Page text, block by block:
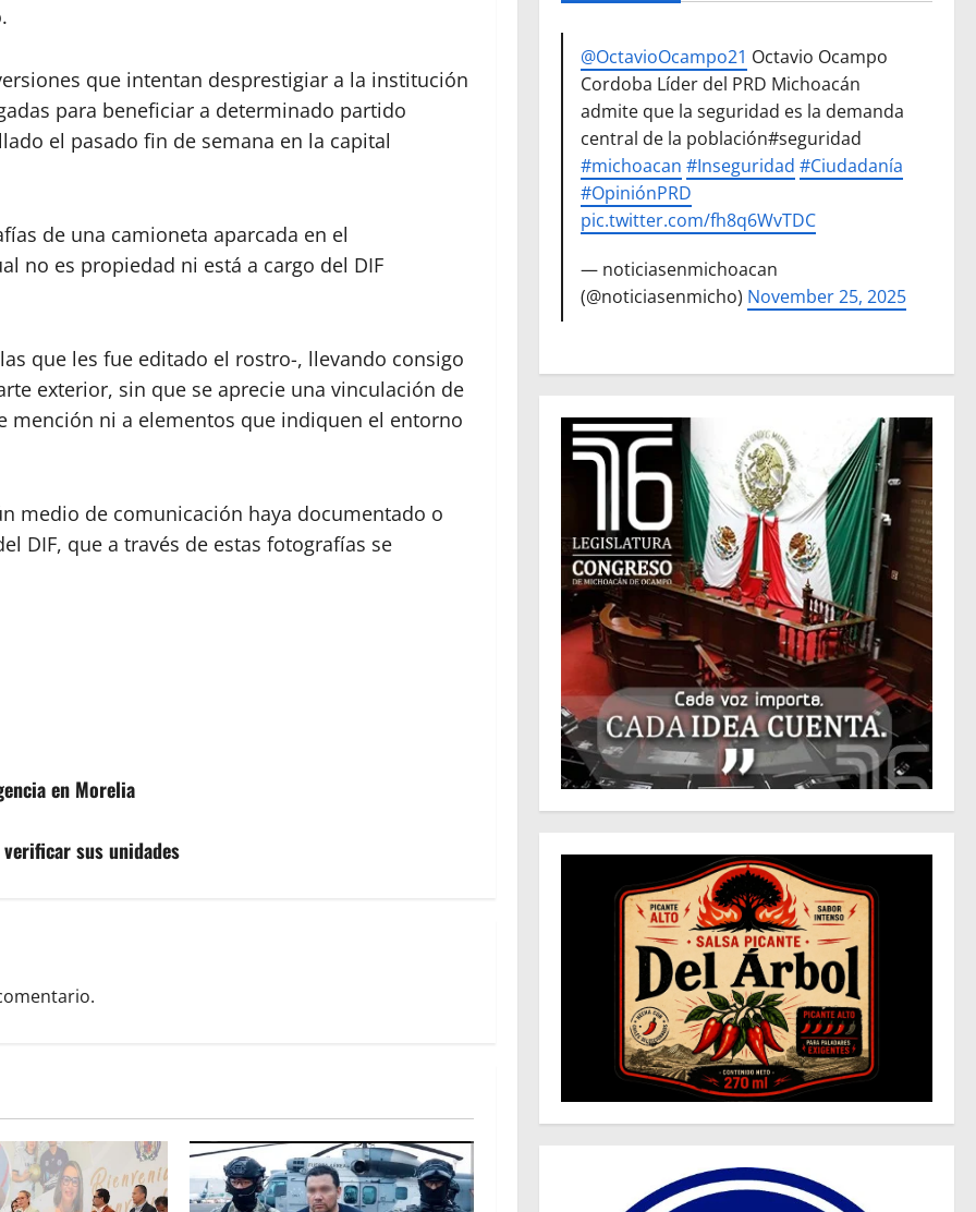
que intentan desprestigiar a la institución
para beneficiar a determinado partido
el pasado fin de semana en la capital
de una camioneta aparcada en el
no es propiedad ni está a cargo del DIF
que les fue editado el rostro-, llevando consigo
exterior, sin que se aprecie una vinculación de
mención ni a elementos que indiquen el entorno
medio de comunicación haya documentado o
DIF, que a través de estas fotografías se
en Morelia
sus unidades
@OctavioOcampo21 Octavio Ocampo
Cordoba Líder del PRD Michoacán
admite que la seguridad es la demanda
central de la población#seguridad
#michoacan #Inseguridad #Ciudadanía
#OpiniónPRD
pic.twitter.com/fh8q6WvTDC
— noticiasenmichoacan
(@noticiasenmicho) November 25, 2025